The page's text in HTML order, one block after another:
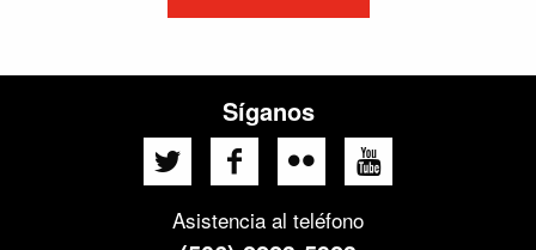
Síganos
Asistencia al teléfono